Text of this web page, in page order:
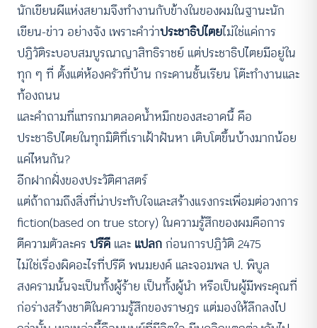
นักเขียนผีแห่งสยามจึงทำงานกับข้างในของผมในฐานะนัก
เขียน-ข่าว อย่างจัง เพราะคำว่าประชาธิปไตยไม่ใช่แค่การ
ปฏิวัติระบอบสมบูรณาญาสิทธิราชย์ แต่ประชาธิปไตยมีอยู่ใน
ทุก ๆ ที่ ตั้งแต่ห้องครัวที่บ้าน กระดานชั้นเรียน โต๊ะทำงานและ
ท้องถนน
และคำถามที่แทรกมาตลอดน้ำหมึกของสะอาดนี้ คือ
ประชาธิปไตยในทุกมิติที่เราเฝ้าฝันหา เติบโตขึ้นบ้างมากน้อย
แค่ไหนกัน?
อีกฝากฝั่งของประวัติศาสตร์
แต่ถ้าถามถึงสิ่งที่น่าประทับใจและสร้างแรงกระเพื่อมต่อวงการ
fiction(based on true story) ในความรู้สึกของผมคือการ
ตีความตัวละครปรีดี และ แปลกก่อนการปฏิวัติ 2475
ไม่ใช่เรื่องผิดอะไรที่ปรีดี พนมยงค์ และจอมพล ป. พิบูล
สงครามนั้นจะเป็นทั้งผู้ร้าย เป็นทั้งผู้นำ หรือเป็นผู้มีพระคุณที่
ก่อร่างสร้างชาติในความรู้สึกของราษฎร แต่มองให้ลึกลงไป